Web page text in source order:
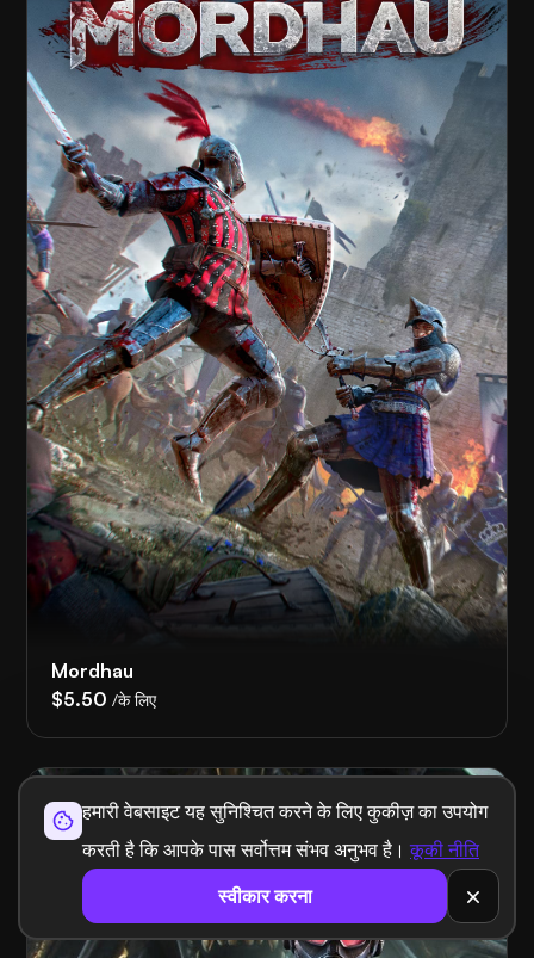
हमारी वेबसाइट यह सुनिश्चित करने के लिए कुकीज़ का उपयोग
करती है कि आपके पास सर्वोत्तम संभव अनुभव है।कूकी नीति
स्वीकार करना
Mordhau
$5.50 /के लिए